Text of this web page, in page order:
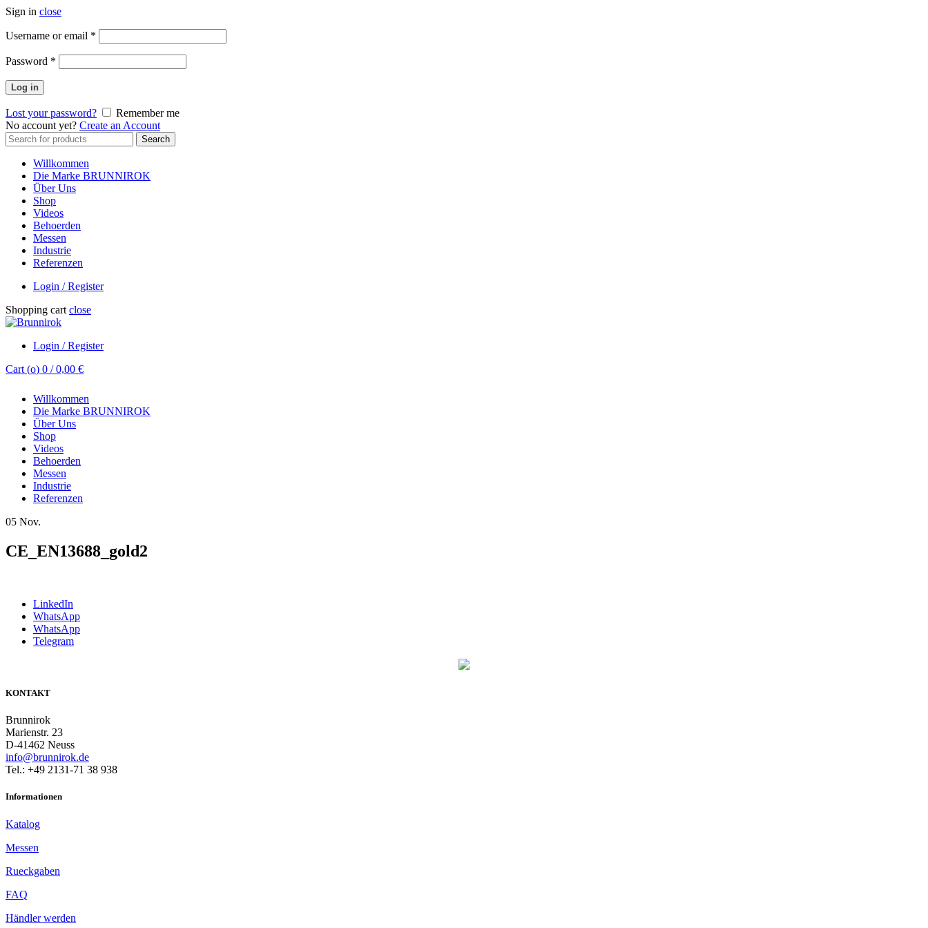
Sign in close
Username or email *
Password *
Log in
Lost your password?
Remember me
No account yet? Create an Account
Search
for:
Search
Willkommen
Die Marke BRUNNIROK
Über Uns
Shop
Videos
Behoerden
Messen
Industrie
Referenzen
Login / Register
Shopping cart close
Login / Register
Cart (o) 0 / 0,00 €
Willkommen
Die Marke BRUNNIROK
Über Uns
Shop
Videos
Behoerden
Messen
Industrie
Referenzen
05 Nov.
CE_EN13688_gold2
LinkedIn
WhatsApp
WhatsApp
Telegram
KONTAKT
Brunnirok
Marienstr. 23
D-41462 Neuss
info@brunnirok.de
Tel.: +49 2131-71 38 938
Informationen
Katalog
Messen
Rueckgaben
FAQ
Händler werden